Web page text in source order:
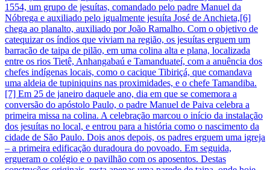
1554, um grupo de jesuítas, comandado pelo padre Manuel da
Nóbrega e auxiliado pelo igualmente jesuíta José de Anchieta,[6]
chega ao planalto, auxiliado por João Ramalho. Com o objetivo de
catequizar os índios que viviam na região, os jesuítas erguem um
barracão de taipa de pilão, em uma colina alta e plana, localizada
entre os rios Tietê, Anhangabaú e Tamanduateí, com a anuência dos
chefes indígenas locais, como o cacique Tibiriçá, que comandava
uma aldeia de tupiniquins nas proximidades, e o chefe Tamandiba.
[7] Em 25 de janeiro daquele ano, dia em que se comemora a
conversão do apóstolo Paulo, o padre Manuel de Paiva celebra a
primeira missa na colina. A celebração marcou o início da instalação
dos jesuítas no local, e entrou para a história como o nascimento da
cidade de São Paulo. Dois anos depois, os padres erguem uma igreja
– a primeira edificação duradoura do povoado. Em seguida,
ergueram o colégio e o pavilhão com os aposentos. Destas